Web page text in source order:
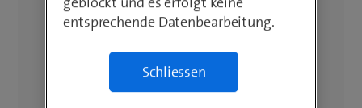
entsprechende Datenbearbeitung.
Schliessen